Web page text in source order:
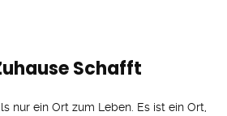
Schafft
nur ein Ort zum Leben. Es ist ein Ort,